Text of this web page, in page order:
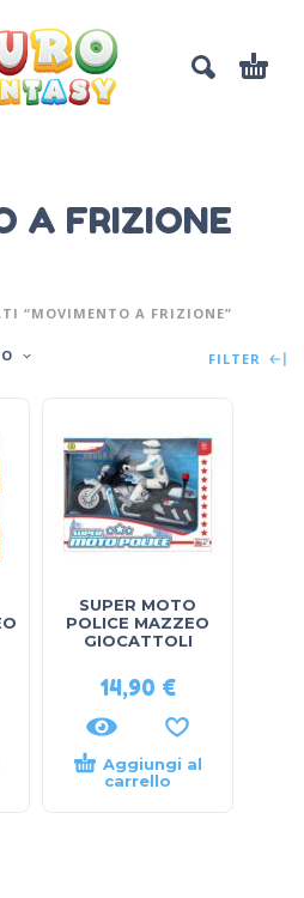
A FRIZIONE
“MOVIMENTO A FRIZIONE”
FILTER
SUPER MOTO
POLICE MAZZEO
GIOCATTOLI
14,90 €
Aggiungi al
carrello